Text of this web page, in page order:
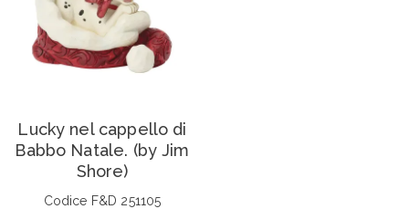
Lucky nel cappello di
Babbo Natale. (by Jim
Shore)
Codice F&D 251105